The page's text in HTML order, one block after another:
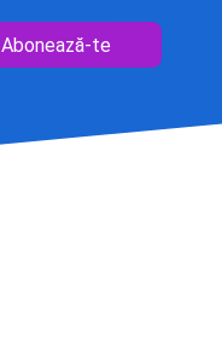
Abonează-te